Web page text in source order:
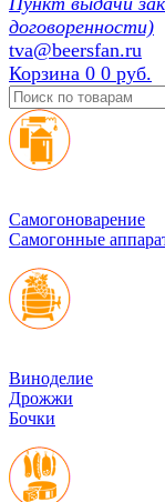
договоренности)
tva@beersfan.ru
Корзина 0 0 руб.
Cамогоноварение
Самогонные
Виноделие
Дрожжи
Бочки